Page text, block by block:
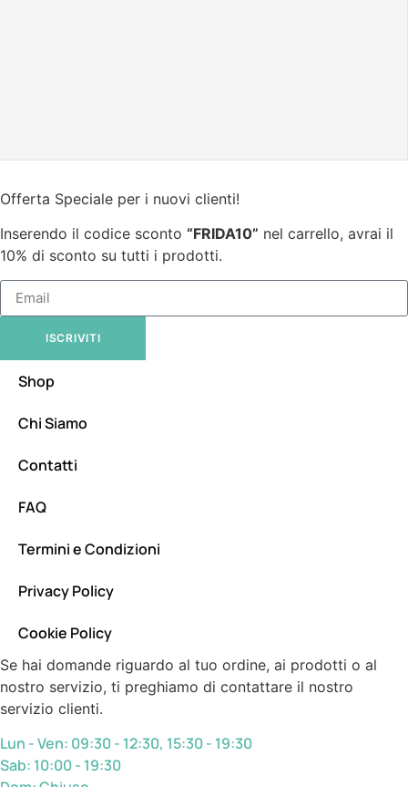
Offerta Speciale per i nuovi clienti!
Inserendo il codice sconto “FRIDA10” nel carrello, avrai il
10% di sconto su tutti i prodotti.
ISCRIVITI
Shop
Chi Siamo
Contatti
FAQ
Termini e Condizioni
Privacy Policy
Cookie Policy
Se hai domande riguardo al tuo ordine, ai prodotti o al
nostro servizio, ti preghiamo di contattare il nostro
servizio clienti.
Lun - Ven: 09:30 - 12:30, 15:30 - 19:30
Sab: 10:00 - 19:30